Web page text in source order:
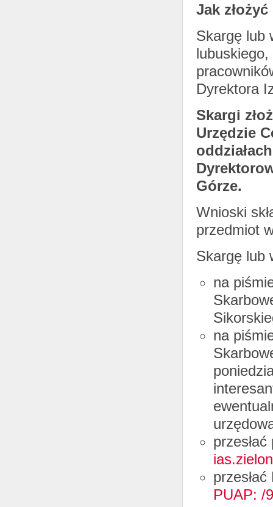
Jak
Skargę lub
Dyrektora
Skargi
Urzędzie
Górze.
Wnioski
przedmiot
Skargę lub
na
na
PUAP: /